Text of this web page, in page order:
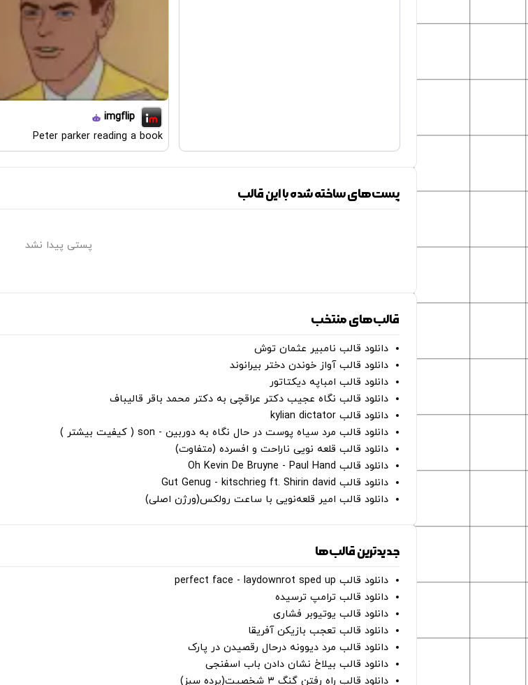
imgflip
Peter parker reading a book
پست‌های ساخته شده با این قالب
پستی پیدا نشد
قالب‌های منتخب
دانلود قالب نامبیر عثمان ‌توش
دانلود قالب آواز خوندن دختر بیرانوند
دانلود قالب امباپه دیکتاتور
دانلود قالب نگاه عجیب دکتر عراقچی به دکتر محمد باقر قالیباف
دانلود قالب kylian dictator
دانلود قالب مرد سیاه پوست در حال نگاه به دوربین - son ( کیفیت بیشتر )
دانلود قالب قلعه نویی ناراحت و افسرده (متفاوت)
دانلود قالب Oh Kevin De Bruyne - Paul Hand
دانلود قالب Gut Genug - kitschrieg ft. Shirin david
دانلود قالب امیر قلعه‌نویی با ساعت رولکس(ورژن اصلی)
جدیدترین قالب‌ها
دانلود قالب perfect face - laydownrot sped up
دانلود قالب ترامپ ترسیده
دانلود قالب یوتیوبر فشاری
دانلود قالب تعجب بازیکن آفریقا
دانلود قالب مرد دیوونه درحال رقصیدن در پارک
دانلود قالب بیلاخ نشان دادن باب اسفنجی
دانلود قالب راه رفتن گنگ ۳ شخصیت(پرده سبز)